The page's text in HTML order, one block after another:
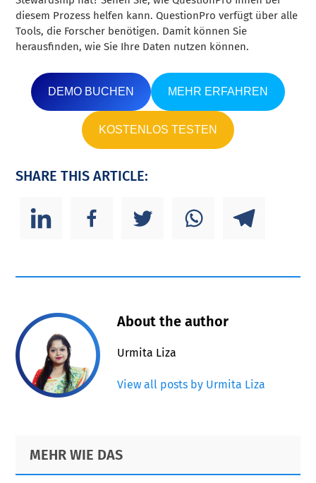
diesem Prozess helfen kann. QuestionPro verfügt über alle
Tools, die Forscher benötigen. Damit können Sie
herausfinden, wie Sie Ihre Daten nutzen können.
DEMO BUCHEN MEHR ERFAHREN
KOSTENLOS TESTEN
SHARE THIS ARTICLE:
About the author
Urmita Liza
View all posts by Urmita Liza
Primary
Sidebar
Footer
MEHR WIE DAS